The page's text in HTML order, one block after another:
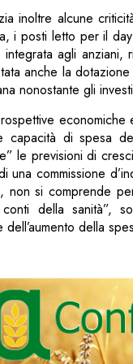
inoltre alcune
i posti letto per il
integrata agli
anche la
nonostante gli
economiche
capacità di spesa
le previsioni di
una commissione
non si comprende
della sanità”,
della